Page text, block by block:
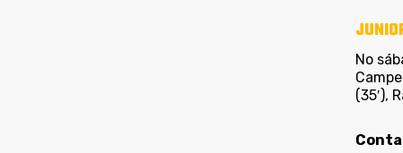
No
(35′),